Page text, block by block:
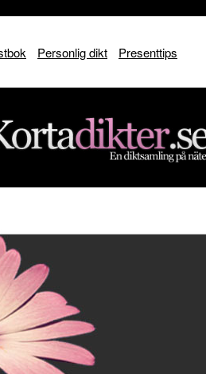
]: SSL operation failed with code 1. OpenSSL
www.kortadikter.se/sms/inc.Shoutout.php) [
[ function.include
Personlig dikt Presenttips